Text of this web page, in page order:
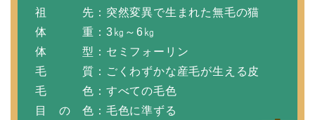
祖 先：突然変異で生まれた無毛の猫
体 重：3㎏～6㎏
体 型：セミフォーリン
毛 質：ごくわずかな産毛が生える皮
毛 色：すべての毛色
目 の 色：毛色に準ずる